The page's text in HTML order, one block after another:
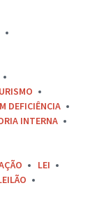
DEFICIÊNCIA
INTERNA
LEI